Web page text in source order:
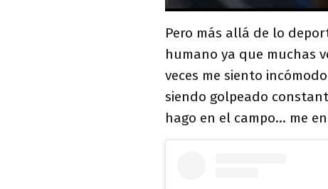
Pero más allá de lo
humano ya que muchas
veces me siento
siendo golpeado
hago en el campo... me